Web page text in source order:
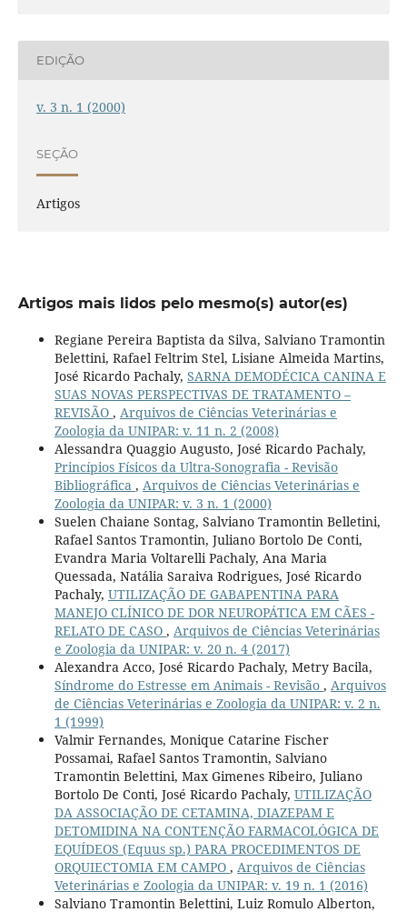
EDIÇÃO
v. 3 n. 1 (2000)
SEÇÃO
Artigos
Artigos mais lidos pelo mesmo(s) autor(es)
Regiane Pereira Baptista da Silva, Salviano Tramontin
Belettini, Rafael Feltrim Stel, Lisiane Almeida Martins,
José Ricardo Pachaly, SARNA DEMODÉCICA CANINA E
SUAS NOVAS PERSPECTIVAS DE TRATAMENTO –
REVISÃO , Arquivos de Ciências Veterinárias e
Zoologia da UNIPAR: v. 11 n. 2 (2008)
Alessandra Quaggio Augusto, José Ricardo Pachaly,
Princípios Físicos da Ultra-Sonografia - Revisão
Bibliográfica , Arquivos de Ciências Veterinárias e
Zoologia da UNIPAR: v. 3 n. 1 (2000)
Suelen Chaiane Sontag, Salviano Tramontin Belletini,
Rafael Santos Tramontin, Juliano Bortolo De Conti,
Evandra Maria Voltarelli Pachaly, Ana Maria
Quessada, Natália Saraiva Rodrigues, José Ricardo
Pachaly, UTILIZAÇÃO DE GABAPENTINA PARA
MANEJO CLÍNICO DE DOR NEUROPÁTICA EM CÃES -
RELATO DE CASO , Arquivos de Ciências Veterinárias
e Zoologia da UNIPAR: v. 20 n. 4 (2017)
Alexandra Acco, José Ricardo Pachaly, Metry Bacila,
Síndrome do Estresse em Animais - Revisão , Arquivos
de Ciências Veterinárias e Zoologia da UNIPAR: v. 2 n.
1 (1999)
Valmir Fernandes, Monique Catarine Fischer
Possamai, Rafael Santos Tramontin, Salviano
Tramontin Belettini, Max Gimenes Ribeiro, Juliano
Bortolo De Conti, José Ricardo Pachaly, UTILIZAÇÃO
DA ASSOCIAÇÃO DE CETAMINA, DIAZEPAM E
DETOMIDINA NA CONTENÇÃO FARMACOLÓGICA DE
EQUÍDEOS (Equus sp.) PARA PROCEDIMENTOS DE
ORQUIECTOMIA EM CAMPO , Arquivos de Ciências
Veterinárias e Zoologia da UNIPAR: v. 19 n. 1 (2016)
Salviano Tramontin Belettini, Luiz Romulo Alberton,